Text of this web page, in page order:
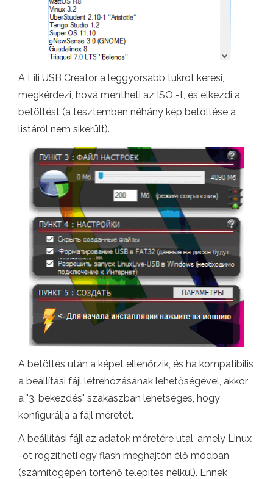
A Lili USB Creator a leggyorsabb tükröt keresi,
megkérdezi, hová mentheti az ISO -t, és elkezdi a
betöltést (a tesztemben néhány kép betöltése a
listáról nem sikerült).
A betöltés után a képet ellenőrzik, és ha kompatibilis
a beállítási fájl létrehozásának lehetőségével, akkor
a "3. bekezdés" szakaszban lehetséges, hogy
konfigurálja a fájl méretét.
A beállítási fájl az adatok méretére utal, amely Linux
-ot rögzítheti egy flash meghajtón élő módban
(számítógépen történő telepítés nélkül). Ennek